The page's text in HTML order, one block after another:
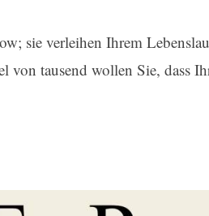
sie verleihen Ihrem
von tausend wollen Sie, dass